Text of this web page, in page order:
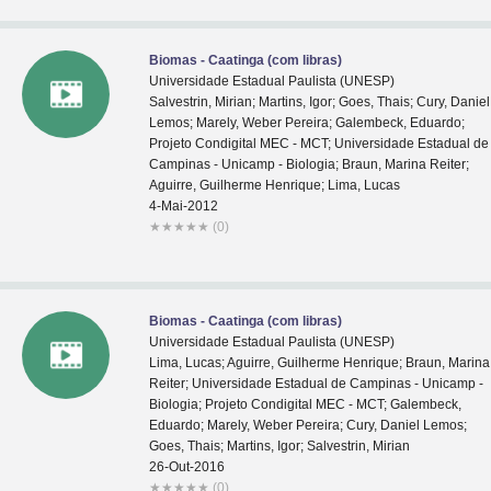
Biomas - Caatinga (com libras)
Universidade Estadual Paulista (UNESP)
Salvestrin, Mirian; Martins, Igor; Goes, Thais; Cury, Daniel
Lemos; Marely, Weber Pereira; Galembeck, Eduardo;
Projeto Condigital MEC - MCT; Universidade Estadual de
Campinas - Unicamp - Biologia; Braun, Marina Reiter;
Aguirre, Guilherme Henrique; Lima, Lucas
4-Mai-2012
★ ★ ★ ★ ★ (0)
Biomas - Caatinga (com libras)
Universidade Estadual Paulista (UNESP)
Lima, Lucas; Aguirre, Guilherme Henrique; Braun, Marina
Reiter; Universidade Estadual de Campinas - Unicamp -
Biologia; Projeto Condigital MEC - MCT; Galembeck,
Eduardo; Marely, Weber Pereira; Cury, Daniel Lemos;
Goes, Thais; Martins, Igor; Salvestrin, Mirian
26-Out-2016